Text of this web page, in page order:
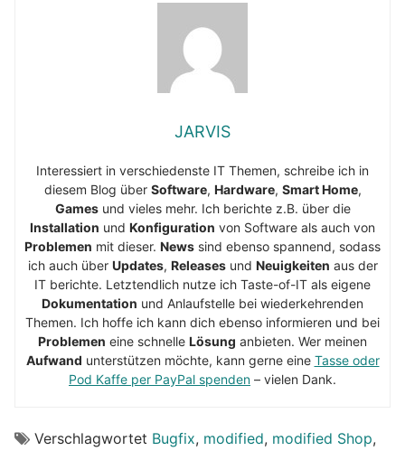
JARVIS
Interessiert in verschiedenste IT Themen, schreibe ich in
diesem Blog über Software, Hardware, Smart Home,
Gamesund vieles mehr. Ich berichte z.B. über die
Installation und Konfiguration von Software als auch von
Problemen mit dieser. News sind ebenso spannend, sodass
ich auch über Updates, Releasesund Neuigkeiten aus der
IT berichte. Letztendlich nutze ich Taste-of-IT als eigene
Dokumentation und Anlaufstelle bei wiederkehrenden
Themen. Ich hoffe ich kann dich ebenso informieren und bei
Problemen eine schnelle Lösung anbieten. Wer meinen
Aufwand unterstützen möchte, kann gerne eine Tasse oder
Pod Kaffe per PayPal spenden – vielen Dank.
Verschlagwortet Bugfix, modified, modified Shop,